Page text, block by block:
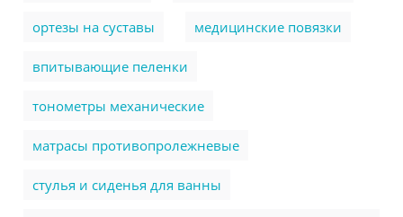
ортезы на суставы медицинские повязки
впитывающие пеленки
тонометры механические
матрасы противопролежневые
стулья и сиденья для ванны